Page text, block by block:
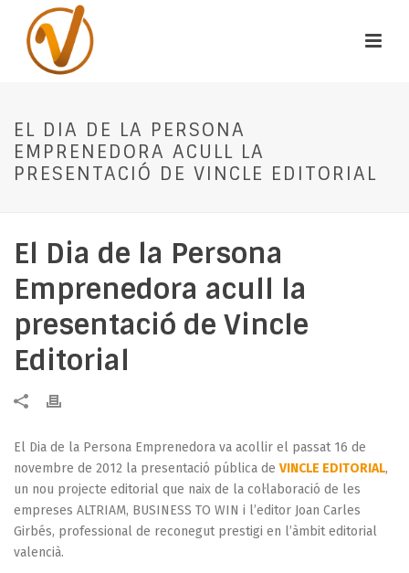
EL DIA DE LA PERSONA
EMPRENEDORA ACULL LA
PRESENTACIÓ DE VINCLE EDITORIAL
El Dia de la Persona
Emprenedora acull la
presentació de Vincle
Editorial
El Dia de la Persona Emprenedora va acollir el passat 16 de
novembre de 2012 la presentació pública de VINCLE EDITORIAL,
un nou projecte editorial que naix de la col·laboració de les
empreses ALTRIAM, BUSINESS TO WIN i l’editor Joan Carles
Girbés, professional de reconegut prestigi en l’àmbit editorial
valencià.